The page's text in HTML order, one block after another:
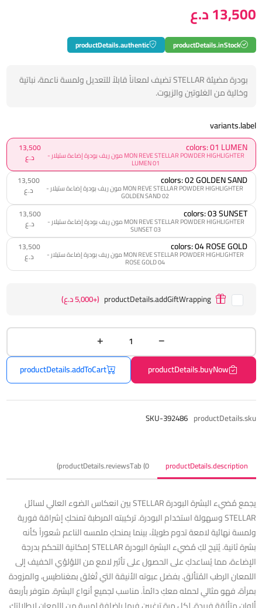
13,500 د.ع
productDetails.inStock
productDetails.authentic
بودرة مضيئة STELLAR تضيف لمعاناً قابلاً للتعديل ولمسة ناعمة، نباتية
وخالية من الغلوتين والزيوت.
variants.label
colors: 01 LUMEN
MON REVE STELLAR POWDER HIGHLIGHTER مون ريف بودرة إضاءة ستيلار -
01 LUMEN
13,500
د.ع
colors: 02 GOLDEN SAND
MON REVE STELLAR POWDER HIGHLIGHTER مون ريف بودرة إضاءة ستيلار -
02 GOLDEN SAND
13,500
د.ع
colors: 03 SUNSET
MON REVE STELLAR POWDER HIGHLIGHTER مون ريف بودرة إضاءة ستيلار -
03 SUNSET
13,500
د.ع
colors: 04 ROSE GOLD
MON REVE STELLAR POWDER HIGHLIGHTER مون ريف بودرة إضاءة ستيلار -
04 ROSE GOLD
13,500
د.ع
productDetails.addGiftWrapping (+5,000 د.ع)
productDetails.buyNow
productDetails.addToCart
productDetails.sku
SKU-392486
productDetails.description
productDetails.reviewsTab (0)
يجمع مُضيء البشرة البودرة STELLAR بين انعكاس الضوء العالي لسائل
STELLAR وسهولة استخدام البودرة. تركيبته المرطبة تمنحكِ إشراقة فورية
ولمسة نهائية لامعة تدوم طويلاً، بينما يمنحكِ ملمسه الناعم شعوراً كأنه
بشرة ثانية. يُتيح لكِ مُضيء البشرة البودرة STELLAR إمكانية التحكم بدرجة
الإضاءة، مما يُساعدكِ على الحصول على تأثير لامع من اللؤلؤي الخفيف إلى
اللمعان الرطب المُتألق. بفضل عبوته الأنيقة التي تُغلق بمغناطيس، والمزودة
بمرآة، فهو مثالي لحمله معكِ دائماً. مناسب لجميع أنواع البشرة. متوفر بأربعة